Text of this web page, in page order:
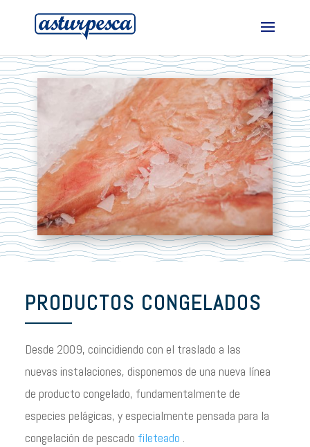
PRODUCTOS CONGELADOS
Desde 2009, coincidiendo con el traslado a las
nuevas instalaciones, disponemos de una nueva línea
de producto congelado, fundamentalmente de
especies pelágicas, y especialmente pensada para la
congelación de pescado fileteado .